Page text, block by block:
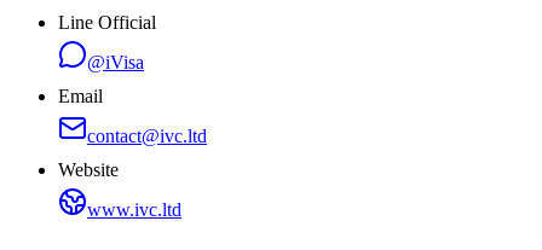
Line Official
@iVisa
Email
contact@ivc.ltd
Website
www.ivc.ltd